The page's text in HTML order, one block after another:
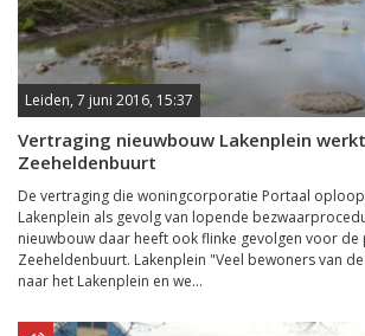
Leiden, 7 juni 2016, 15:37
Vertraging nieuwbouw Lakenplein
Zeeheldenbuurt
De vertraging die woningcorporatie Portaal
Lakenplein als gevolg van lopende
nieuwbouw daar heeft ook flinke gevolgen voor de
Zeeheldenbuurt. Lakenplein "Veel bewoners van
naar het Lakenplein en we...